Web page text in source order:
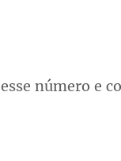
esse número e